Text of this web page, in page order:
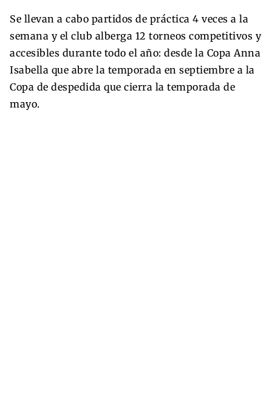
Se llevan a cabo partidos de práctica 4 veces a la
semana y el club alberga 12 torneos competitivos y
accesibles durante todo el año: desde la Copa Anna
Isabella que abre la temporada en septiembre a la
Copa de despedida que cierra la temporada de
mayo.